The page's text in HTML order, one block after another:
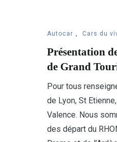
Autocar , Cars du
Présentation
de Grand
Pour tous
de Lyon, St
Valence. Nous
des départ du